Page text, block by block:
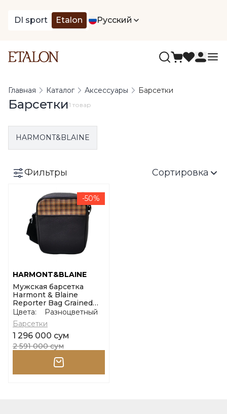
DI sport Etalon Русский
Главная Каталог Аксессуары Барсетки
Барсетки1 товар
HARMONT&BLAINE
Фильтры Сортировка
-50%
HARMONT&BLAINE
Мужская барсетка
Harmont & Blaine
Reporter Bag Grained
Pie de Poule
Цвета:
Разноцветный
Барсетки
1 296 000 сум
2 591 000 сум